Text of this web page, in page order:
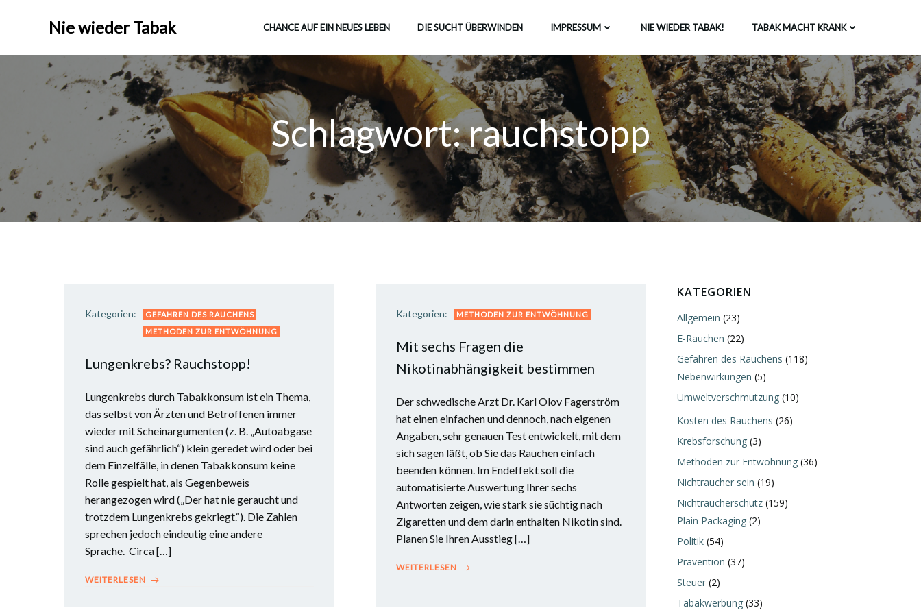
Nie wieder Tabak CHANCE AUF EIN NEUES LEBEN DIE SUCHT ÜBERWINDEN IMPRESSUM NIE WIEDER TABAK! TABAK MACHT KRANK
Schlagwort:rauchstopp
Kategorien:
GEFAHREN DES RAUCHENS
METHODEN ZUR ENTWÖHNUNG
Lungenkrebs? Rauchstopp!
Lungenkrebs durch Tabakkonsum ist ein Thema,
das selbst von Ärzten und Betroffenen immer
wieder mit Scheinargumenten (z. B. „Autoabgase
sind auch gefährlich“) klein geredet wird oder bei
dem Einzelfälle, in denen Tabakkonsum keine
Rolle gespielt hat, als Gegenbeweis
herangezogen wird („Der hat nie geraucht und
trotzdem Lungenkrebs gekriegt.“). Die Zahlen
sprechen jedoch eindeutig eine andere
Sprache. Circa […]
WEITERLESEN
Kategorien: METHODEN ZUR ENTWÖHNUNG
Mit sechs Fragen die
Nikotinabhängigkeit bestimmen
Der schwedische Arzt Dr. Karl Olov Fagerström
hat einen einfachen und dennoch, nach eigenen
Angaben, sehr genauen Test entwickelt, mit dem
sich sagen läßt, ob Sie das Rauchen einfach
beenden können. Im Endeffekt soll die
automatisierte Auswertung Ihrer sechs
Antworten zeigen, wie stark sie süchtig nach
Zigaretten und dem darin enthalten Nikotin sind.
Planen Sie Ihren Ausstieg […]
WEITERLESEN
KATEGORIEN
Allgemein (23)
E-Rauchen (22)
Gefahren des Rauchens (118)
Nebenwirkungen (5)
Umweltverschmutzung (10)
Kosten des Rauchens (26)
Krebsforschung (3)
Methoden zur Entwöhnung (36)
Nichtraucher sein (19)
Nichtraucherschutz (159)
Plain Packaging (2)
Politik (54)
Prävention (37)
Steuer (2)
Tabakwerbung (33)